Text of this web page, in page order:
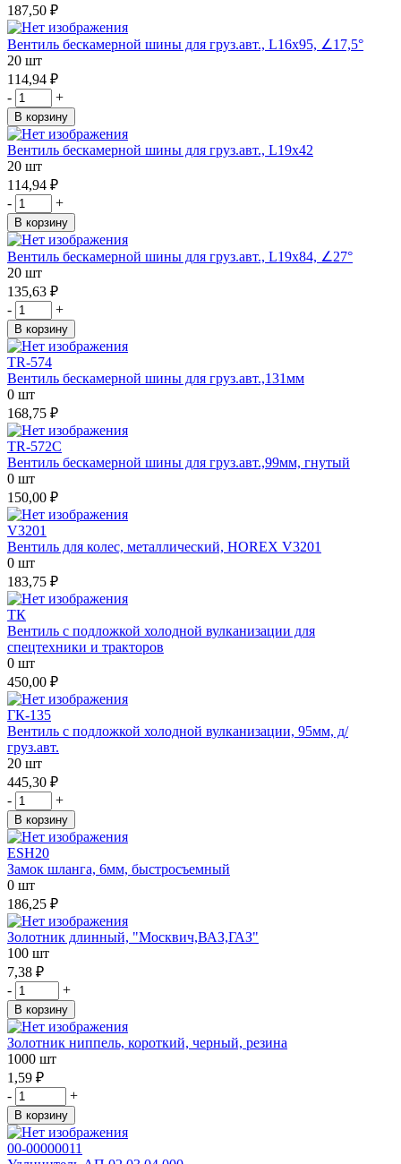
187,50 ₽
Вентиль бескамерной шины для груз.авт., L16х95, ∠17,5°
20 шт
114,94 ₽
-
+
В корзину
Вентиль бескамерной шины для груз.авт., L19х42
20 шт
114,94 ₽
-
+
В корзину
Вентиль бескамерной шины для груз.авт., L19х84, ∠27°
20 шт
135,63 ₽
-
+
В корзину
TR-574
Вентиль бескамерной шины для груз.авт.,131мм
0 шт
168,75 ₽
TR-572C
Вентиль бескамерной шины для груз.авт.,99мм, гнутый
0 шт
150,00 ₽
V3201
Вентиль для колес, металлический, HOREX V3201
0 шт
183,75 ₽
ТК
Вентиль с подложкой холодной вулканизации для
спецтехники и тракторов
0 шт
450,00 ₽
ГК-135
Вентиль с подложкой холодной вулканизации, 95мм, д/
груз.авт.
20 шт
445,30 ₽
-
+
В корзину
ESH20
Замок шланга, 6мм, быстросъемный
0 шт
186,25 ₽
Золотник длинный, "Москвич,ВАЗ,ГАЗ"
100 шт
7,38 ₽
-
+
В корзину
Золотник ниппель, короткий, черный, резина
1000 шт
1,59 ₽
-
+
В корзину
00-00000011